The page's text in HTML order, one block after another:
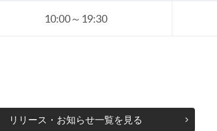
10:00～19:30
リリース・お知らせ一覧を見る